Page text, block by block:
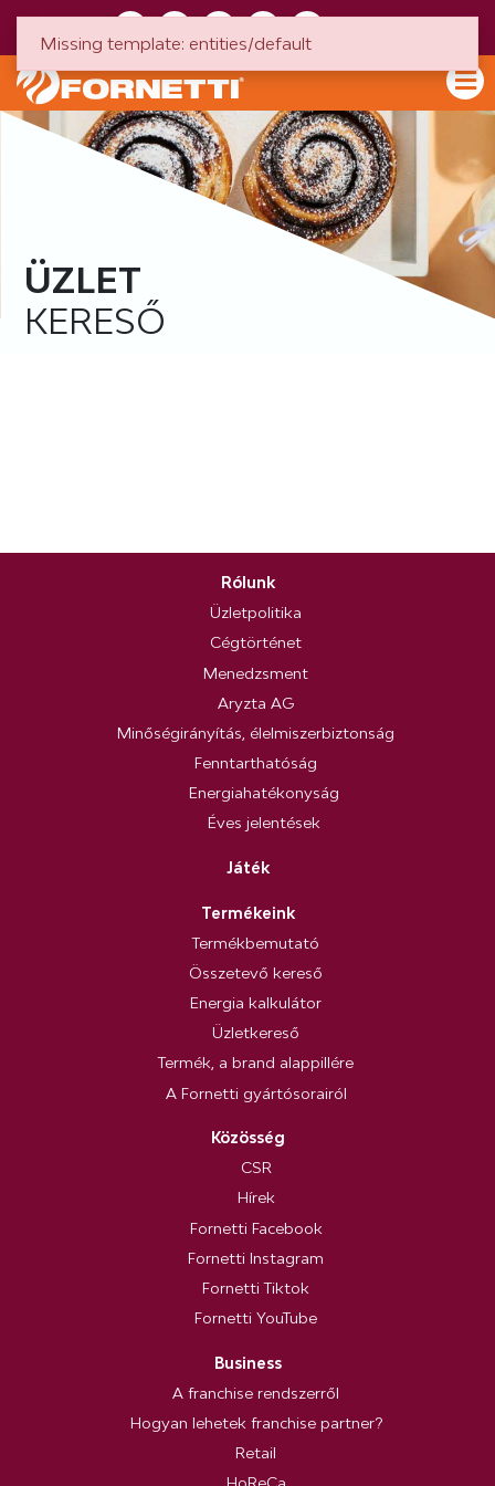
ÜZLET
KERESŐ
Rólunk
Üzletpolitika
Cégtörténet
Menedzsment
Aryzta AG
Minőségirányítás, élelmiszerbiztonság
Fenntarthatóság
Energiahatékonyság
Éves jelentések
Játék
Termékeink
Termékbemutató
Összetevő kereső
Energia kalkulátor
Üzletkereső
Termék, a brand alappillére
A Fornetti gyártósorairól
Közösség
CSR
Hírek
Fornetti Facebook
Fornetti Instagram
Fornetti Tiktok
Fornetti YouTube
Business
A franchise rendszerről
Hogyan lehetek franchise partner?
Retail
Missing template: entities/default